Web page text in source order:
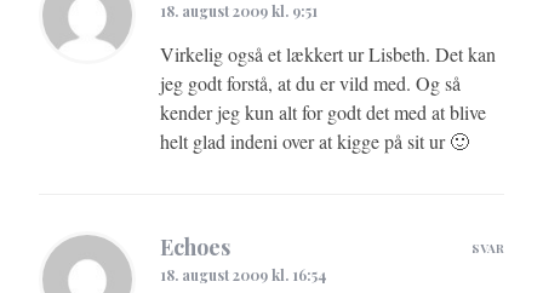
18. august 2009 kl. 9:51
Virkelig også et lækkert ur Lisbeth. Det kan
jeg godt forstå, at du er vild med. Og så
kender jeg kun alt for godt det med at blive
helt glad indeni over at kigge på sit ur 🙂
Echoes
18. august 2009 kl. 16:54
SVAR